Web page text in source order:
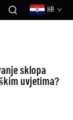
HR
sklopa
uvjetima?